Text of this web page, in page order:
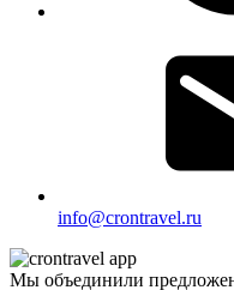
info@crontravel.ru
Мы объединили